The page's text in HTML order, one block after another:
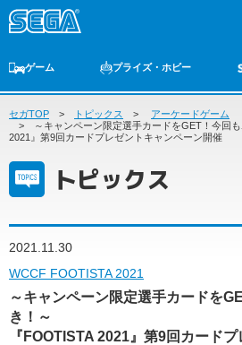
ゲーム
ゲームTOP 家庭用ゲーム PCゲーム
プライズ・ホビー
プライズ トイ S-FIRE セガ ラッキーくじ
ゲーム
家庭用ゲーム
スマホゲーム
プライズ・ホビー
S-FIRE
セガ ラッキーくじ
セガ ラッキーくじオンライン
アニメ
ダーツ
トピックス
セガTOP トピックス
アーケードゲーム
～キャンペーン限定選手カードをGET！今回
2021』第9回カードプレゼントキャンペーン開催
トピックス
2021.11.30
WCCF FOOTISTA 2021
～キャンペーン限定選手カードを
き！～
『FOOTISTA 2021』第9回カード